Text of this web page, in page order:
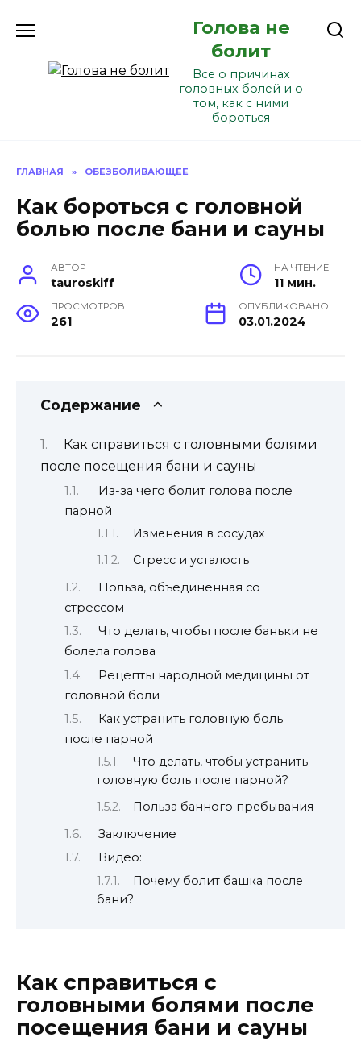
Голова не
болит
Все о причинах
головных болей и о
том, как с ними
бороться
ГЛАВНАЯ » ОБЕЗБОЛИВАЮЩЕЕ
Как бороться с головной
болью после бани и сауны
АВТОР
tauroskiff
НА ЧТЕНИЕ
11 мин.
ПРОСМОТРОВ
261
ОПУБЛИКОВАНО
03.01.2024
Содержание
Как справиться с головными болями
после посещения бани и сауны
Из-за чего болит голова после
парной
Изменения в сосудах
Стресс и усталость
Польза, объединенная со
стрессом
Что делать, чтобы после баньки не
болела голова
Рецепты народной медицины от
головной боли
Как устранить головную боль
после парной
Что делать, чтобы устранить
головную боль после парной?
Польза банного пребывания
Заключение
Видео:
Почему болит башка после
бани?
Как справиться с
головными болями после
посещения бани и сауны